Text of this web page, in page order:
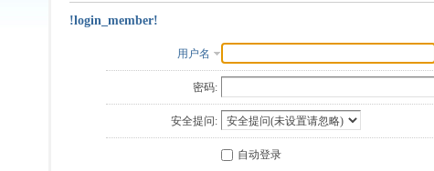
!login_member!
用户名
密码:
安全提问:
自动登录